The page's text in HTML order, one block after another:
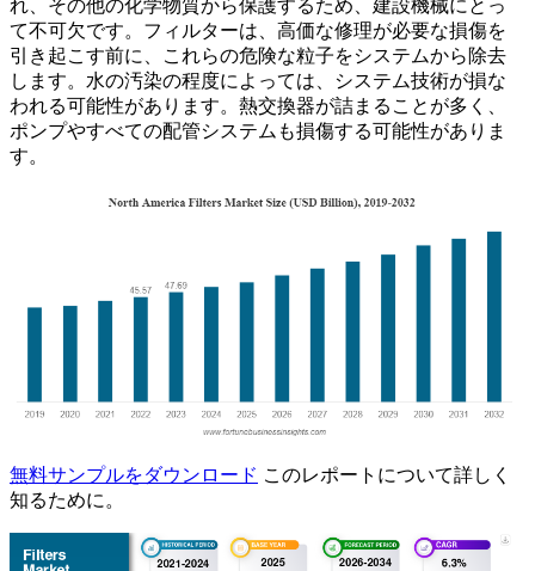
れ、その他の化学物質から保護するため、建設機械にとっ
て不可欠です。フィルターは、高価な修理が必要な損傷を
引き起こす前に、これらの危険な粒子をシステムから除去
します。水の汚染の程度によっては、システム技術が損な
われる可能性があります。熱交換器が詰まることが多く、
ポンプやすべての配管システムも損傷する可能性がありま
す。
無料サンプルをダウンロード このレポートについて詳しく
知るために。